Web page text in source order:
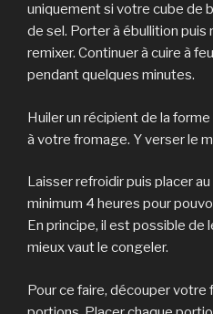
uniquement si votre cube de
de sel. Porter à ébullition
remixer. Continuer à cuire à
pendant quelques minutes.
Huiler un récipient de la
à votre fromage. Y verser le
Laisser refroidir puis placer
minimum 4 heures pour
En principe, il est possible de
mieux vaut le congeler.
Pour ce faire, découper votre